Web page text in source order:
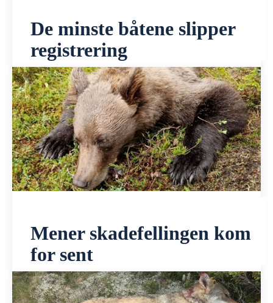
De minste båtene slipper
registrering
Mener skadefellingen kom
for sent